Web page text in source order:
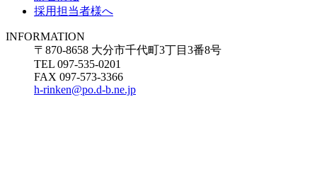
採用担当者様へ
INFORMATION
〒870-8658 大分市千代町3丁目3番8号
TEL 097-535-0201
FAX 097-573-3366
h-rinken@po.d-b.ne.jp